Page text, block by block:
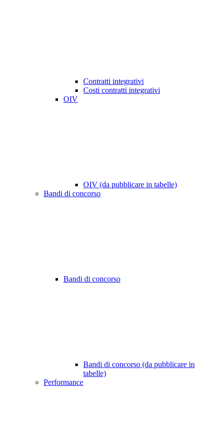
Contratti integrativi
Costi contratti integrativi
OIV
OIV (da pubblicare in tabelle)
Bandi di concorso
Bandi di concorso
Bandi di concorso (da pubblicare in
tabelle)
Performance